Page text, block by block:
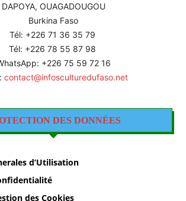
DAPOYA, OUAGADOUGOU
Burkina Faso
Tél: +226 71 36 35 79
Tél: +226 78 55 87 98
+226 75 59 72 16
contact@infosculturedufaso.net
DES DONNÉES
d’Utilisation
des Cookies